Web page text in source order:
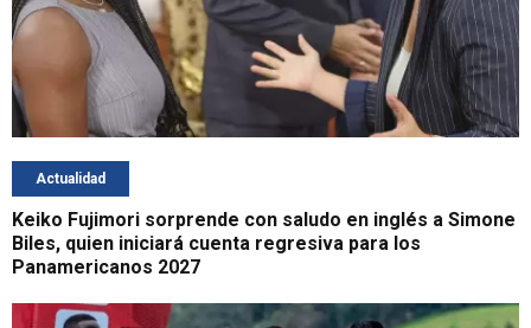
Actualidad
Keiko Fujimori sorprende con saludo en inglés a Simone
Biles, quien iniciará cuenta regresiva para los
Panamericanos 2027